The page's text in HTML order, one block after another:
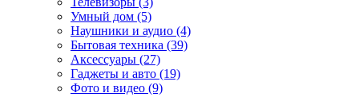
Умный дом (5)
Наушники и аудио (4)
Бытовая техника (39)
Аксессуары (27)
Гаджеты и авто (19)
Фото и видео (9)